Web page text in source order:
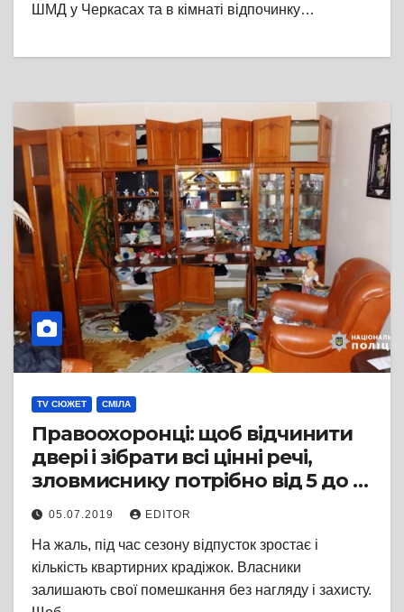
ШМД у Черкасах та в кімнаті відпочинку…
TV СЮЖЕТ СМІЛА
Правоохоронці: щоб відчинити
двері і зібрати всі цінні речі,
зловмиснику потрібно від 5 до 10
хвилин
05.07.2019 EDITOR
На жаль, під час сезону відпусток зростає і
кількість квартирних крадіжок. Власники
залишають свої помешкання без нагляду і захисту.